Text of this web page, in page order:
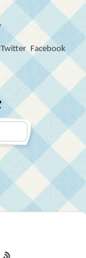
Twitter Facebook